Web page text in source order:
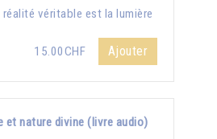
véritable est la lumière
15.00CHF Ajouter
et nature divine (livre audio)